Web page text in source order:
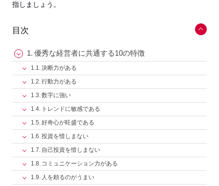
指しましょう。
目次
優秀な経営者に共通する10の特徴
決断力がある
行動力がある
数字に強い
トレンドに敏感である
好奇心が旺盛である
投資を惜しまない
自己投資を惜しまない
コミュニケーション力がある
人を頼るのがうまい